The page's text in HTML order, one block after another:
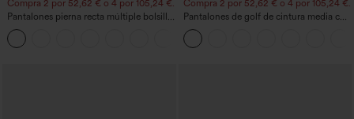
Compra 2 por 52,62 € o 4 por 105,24 €.
Pantalones pierna recta múltiple bolsillo
botón tiro alto
Compra 2 por 52,62 € o 4 por 105,24 €.
Pantalones de golf de cintura media con
cordón, dobladillo curvo, secado rápido,
de corte cónico y con bolsillos - UPF40+